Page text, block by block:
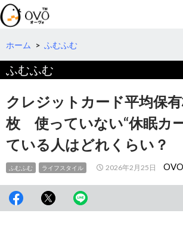
検
索
コ
テ
へ
動
ホーム > ふむふむ
ふむふむ
クレジットカード平均保
枚 使っていない“休眠カ
ている人はどれくらい？
ふむふむ ライフスタイル 2026年2月25日 OVO